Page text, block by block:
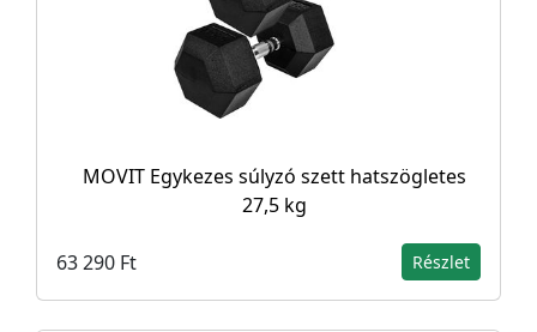
MOVIT Egykezes súlyzó szett hatszögletes
27,5 kg
63 290 Ft Részlet